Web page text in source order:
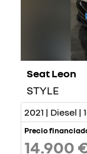
Seat Leon
STYLE
2021 | Diesel |
Precio
14.900